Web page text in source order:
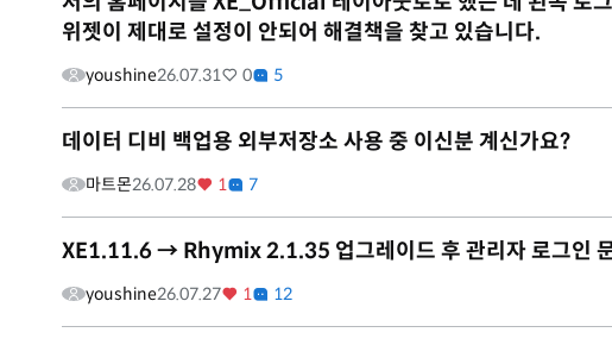
위젯이 제대로 설정이 안되어 해결책을 찾고 있습니다.
youshine26.07.31 0 5
데이터 디비 백업용 외부저장소 사용 중 이신분 계신가요?
마트몬26.07.28 1 7
XE1.11.6 → Rhymix 2.1.35 업그레이드 후 관리자 로그인
youshine26.07.27 1 12